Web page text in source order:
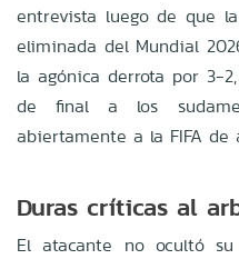
entrevista luego de que
eliminada del Mundial
la agónica derrota por 3-
de final a los
abiertamente a la FIFA de
Duras críticas al
El atacante no ocultó